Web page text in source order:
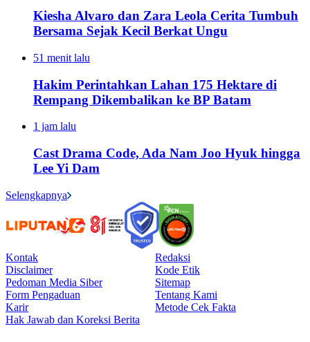
Kiesha Alvaro dan Zara Leola Cerita Tumbuh
Bersama Sejak Kecil Berkat Ungu
51 menit lalu
Hakim Perintahkan Lahan 175 Hektare di
Rempang Dikembalikan ke BP Batam
1 jam lalu
Cast Drama Code, Ada Nam Joo Hyuk hingga
Lee Yi Dam
Selengkapnya
Kontak
Redaksi
Disclaimer
Kode Etik
Pedoman Media Siber
Sitemap
Form Pengaduan
Tentang Kami
Karir
Metode Cek Fakta
Hak Jawab dan Koreksi Berita